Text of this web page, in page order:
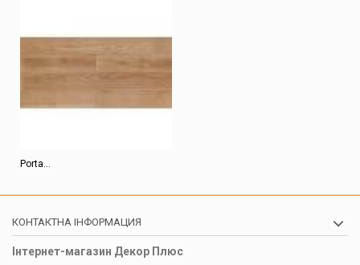
Porta...
КОНТАКТНА ІНФОРМАЦИЯ
Інтернет-магазин Декор Плюс